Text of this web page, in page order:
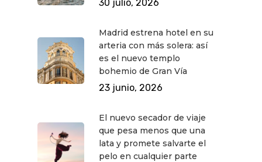
30 julio, 2026
Madrid estrena hotel en su
arteria con más solera: así
es el nuevo templo
bohemio de Gran Vía
23 junio, 2026
El nuevo secador de viaje
que pesa menos que una
lata y promete salvarte el
pelo en cualquier parte